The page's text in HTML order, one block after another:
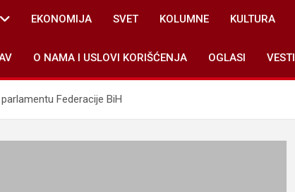
EKONOMIJA SVET KOLUMNE KULTURA
O NAMA I USLOVI KORIŠĆENJA OGLASI VESTI
Federacije BiH